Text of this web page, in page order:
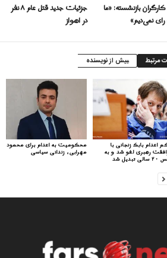
جزئیات جدید قتل عام ۸ نفر
در اهواز
بازنشسته: «ما
نمی‌دیم»
مرتبط بیش از نویسنده
محکومیت به اعدام برای محمود
مهرابی، زندانی سیاسی
اعدام بابک زنجانی با
رهبری لغو شد و به
شد